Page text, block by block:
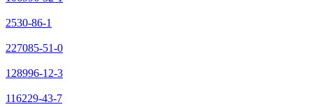
2530-86-1
227085-51-0
128996-12-3
116229-43-7